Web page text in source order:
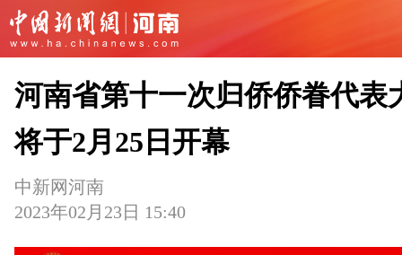
河南省第十一次归侨侨眷代表
将于2月25日开幕
中新网河南
2023年02月23日 15:40